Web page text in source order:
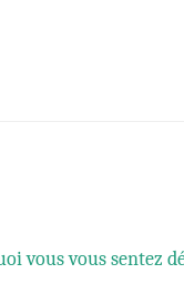
vous vous sentez